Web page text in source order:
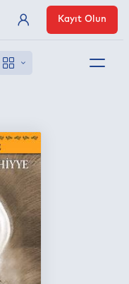
Üye Girişi
Kayıt Olun